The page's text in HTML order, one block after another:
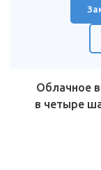
Облачное
в четыре